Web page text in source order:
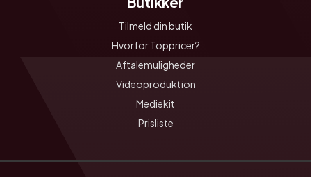
Tilmeld din butik
Hvorfor Toppricer?
Aftalemuligheder
Videoproduktion
Mediekit
Prisliste